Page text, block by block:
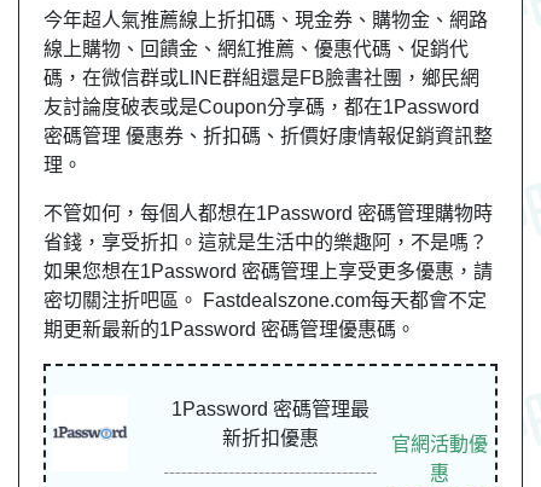
今年超人氣推薦線上折扣碼、現金券、購物金、網路
線上購物、回饋金、網紅推薦、優惠代碼、促銷代
碼，在微信群或LINE群組還是FB臉書社團，鄉民網
友討論度破表或是Coupon分享碼，都在1Password
密碼管理 優惠券、折扣碼、折價好康情報促銷資訊整
理。
不管如何，每個人都想在1Password 密碼管理購物時
省錢，享受折扣。這就是生活中的樂趣阿，不是嗎？
如果您想在1Password 密碼管理上享受更多優惠，請
密切關注折吧區。 Fastdealszone.com每天都會不定
期更新最新的1Password 密碼管理優惠碼。
1Password 密碼管理最
新折扣優惠
官網活動優
惠